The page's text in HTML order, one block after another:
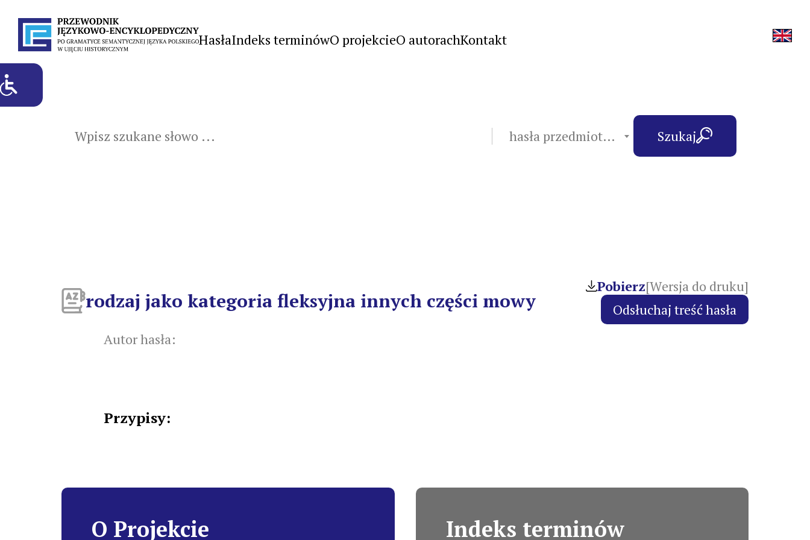
HasłaIndeks terminówO projekcieO autorachKontakt
hasła przedmiotowe Szukaj
rodzaj jako kategoria fleksyjna innych części mowy
Pobierz[Wersja do druku]
Autor hasła:
Przypisy:
O Projekcie Indeks terminów